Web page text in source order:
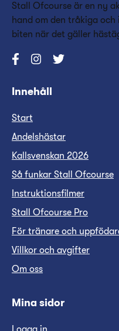
Stall Ofcourse är en ny
hand om den tråkiga
biten när det gäller
Innehåll
Start
Andelshästar
Kallsvenskan 2026
Så funkar Stall Ofcourse
Instruktionsfilmer
Stall Ofcourse Pro
För tränare och
Villkor och avgifter
Om oss
Mina sidor